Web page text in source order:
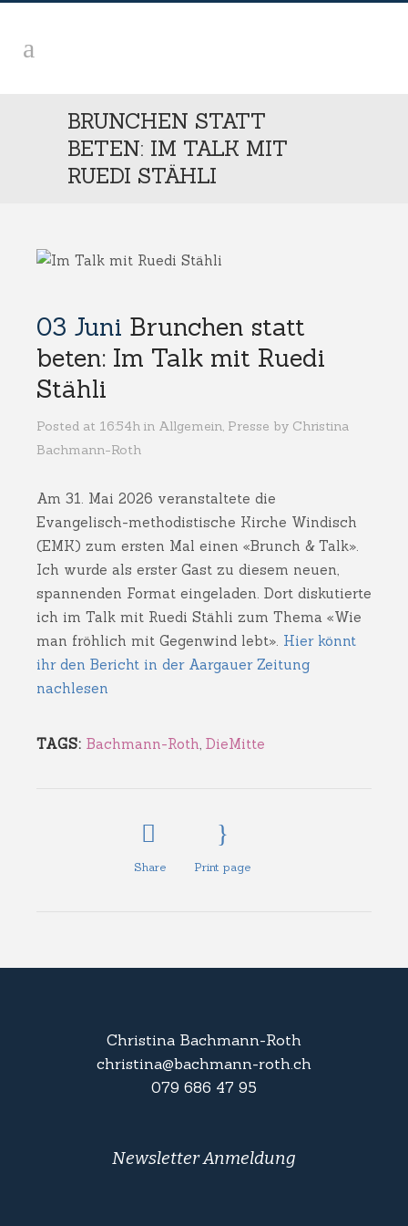
BRUNCHEN STATT
BETEN: IM TALK MIT
RUEDI STÄHLI
03 Juni Brunchen statt
beten: Im Talk mit Ruedi
Stähli
Posted at 16:54h in Allgemein, Presse by Christina
Bachmann-Roth
Am 31. Mai 2026 veranstaltete die
Evangelisch-methodistische Kirche Windisch
(EMK) zum ersten Mal einen «Brunch & Talk».
Ich wurde als erster Gast zu diesem neuen,
spannenden Format eingeladen. Dort diskutierte
ich im Talk mit Ruedi Stähli zum Thema «Wie
man fröhlich mit Gegenwind lebt». Hier könnt
ihr den Bericht in der Aargauer Zeitung
nachlesen
TAGS: Bachmann-Roth, DieMitte
Share Print page
Christina Bachmann-Roth
christina@bachmann-roth.ch
079 686 47 95
Newsletter Anmeldung